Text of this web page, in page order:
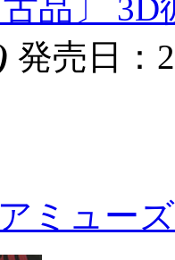
古品〕
発売日：
ミュー